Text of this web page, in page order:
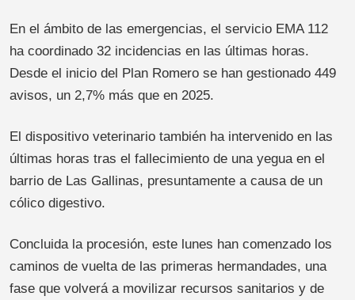
En el ámbito de las emergencias, el servicio EMA 112
ha coordinado 32 incidencias en las últimas horas.
Desde el inicio del Plan Romero se han gestionado 449
avisos, un 2,7% más que en 2025.
El dispositivo veterinario también ha intervenido en las
últimas horas tras el fallecimiento de una yegua en el
barrio de Las Gallinas, presuntamente a causa de un
cólico digestivo.
Concluida la procesión, este lunes han comenzado los
caminos de vuelta de las primeras hermandades, una
fase que volverá a movilizar recursos sanitarios y de